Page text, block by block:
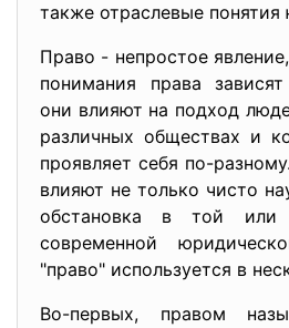
также отраслевые понятия
Право - непростое
понимания права
они влияют на подход
различных обществах и
проявляет себя по-
влияют не только чисто
обстановка в той
современной
"право" используется в
Во-первых, правом